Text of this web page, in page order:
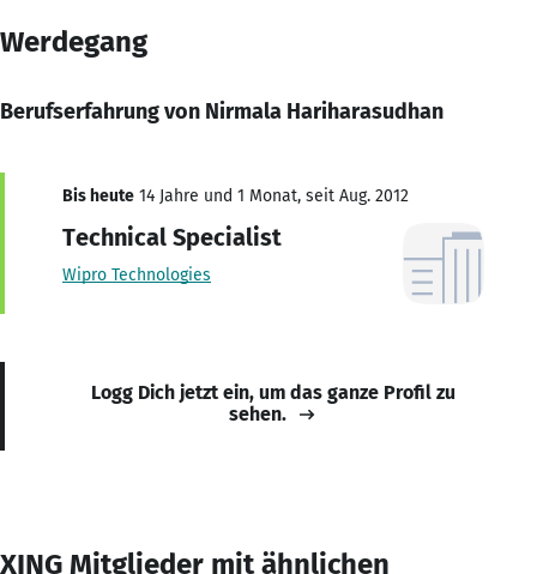
Werdegang
Berufserfahrung von Nirmala Hariharasudhan
Bis heute 14 Jahre und 1 Monat, seit Aug. 2012
Technical Specialist
Wipro Technologies
Logg Dich jetzt ein, um das ganze Profil zu
sehen.
XING Mitglieder mit ähnlichen